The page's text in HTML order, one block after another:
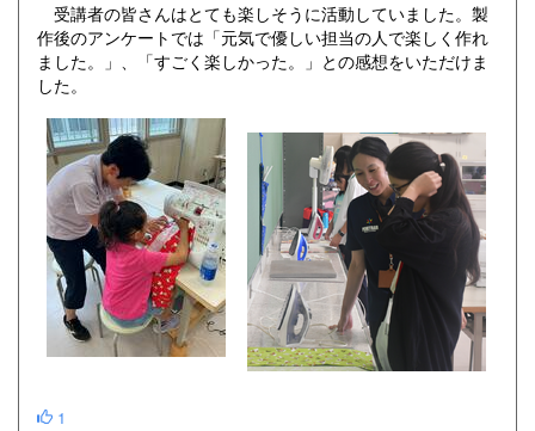
受講者の皆さんはとても楽しそうに活動していました。製
作後のアンケートでは「元気で優しい担当の人で楽しく作れ
ました。」、「すごく楽しかった。」との感想をいただけま
した。
1